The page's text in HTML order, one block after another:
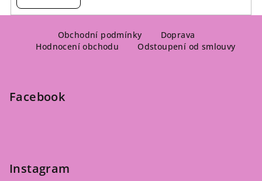
Obchodní podmínky
Doprava
Hodnocení obchodu
Odstoupení od smlouvy
Facebook
Instagram